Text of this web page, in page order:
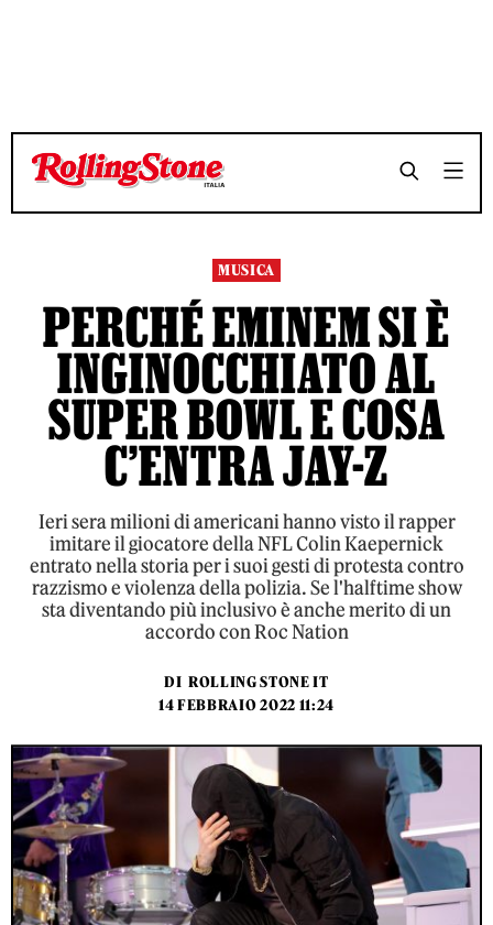
TEMPO DI LETTURA 4 MINUTI SHARE
TEMPO DI LETTURA 4 MINUTI SHARE
MUSICA
PERCHÉ EMINEM SI È
INGINOCCHIATO AL
SUPER BOWL E COSA
C’ENTRA JAY-Z
Ieri sera milioni di americani hanno visto il rapper
imitare il giocatore della NFL Colin Kaepernick
entrato nella storia per i suoi gesti di protesta contro
razzismo e violenza della polizia. Se l'halftime show
sta diventando più inclusivo è anche merito di un
accordo con Roc Nation
DI ROLLING STONE IT
14 FEBBRAIO 2022 11:24